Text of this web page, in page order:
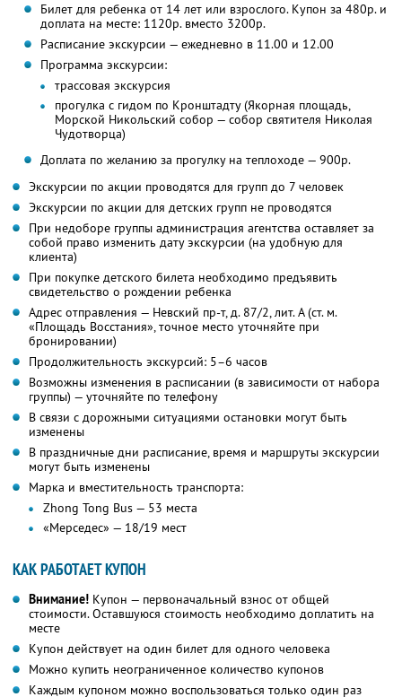
Билет для ребенка от 14 лет или взрослого. Купон за 480р. и
доплата на месте: 1120р. вместо 3200р.
Расписание экскурсии — ежедневно в 11.00 и 12.00
Программа экскурсии:
трассовая экскурсия
прогулка с гидом по Кронштадту (Якорная площадь,
Морской Никольский собор — собор святителя Николая
Чудотворца)
Доплата по желанию за прогулку на теплоходе — 900р.
Экскурсии по акции проводятся для групп до 7 человек
Экскурсии по акции для детских групп не проводятся
При недоборе группы администрация агентства оставляет за
собой право изменить дату экскурсии (на удобную для
клиента)
При покупке детского билета необходимо предъявить
свидетельство о рождении ребенка
Адрес отправления — Невский пр-т, д. 87/2, лит. А (ст. м.
«Площадь Восстания», точное место уточняйте при
бронировании)
Продолжительность экскурсий: 5–6 часов
Возможны изменения в расписании (в зависимости от набора
группы) — уточняйте по телефону
В связи с дорожными ситуациями остановки могут быть
изменены
В праздничные дни расписание, время и маршруты экскурсии
могут быть изменены
Марка и вместительность транспорта:
Zhong Tong Bus — 53 места
«Мерседес» — 18/19 мест
КАК РАБОТАЕТ КУПОН
Внимание! Купон — первоначальный взнос от общей
стоимости. Оставшуюся стоимость необходимо доплатить на
месте
Купон действует на один билет для одного человека
Можно купить неограниченное количество купонов
Каждым купоном можно воспользоваться только один раз